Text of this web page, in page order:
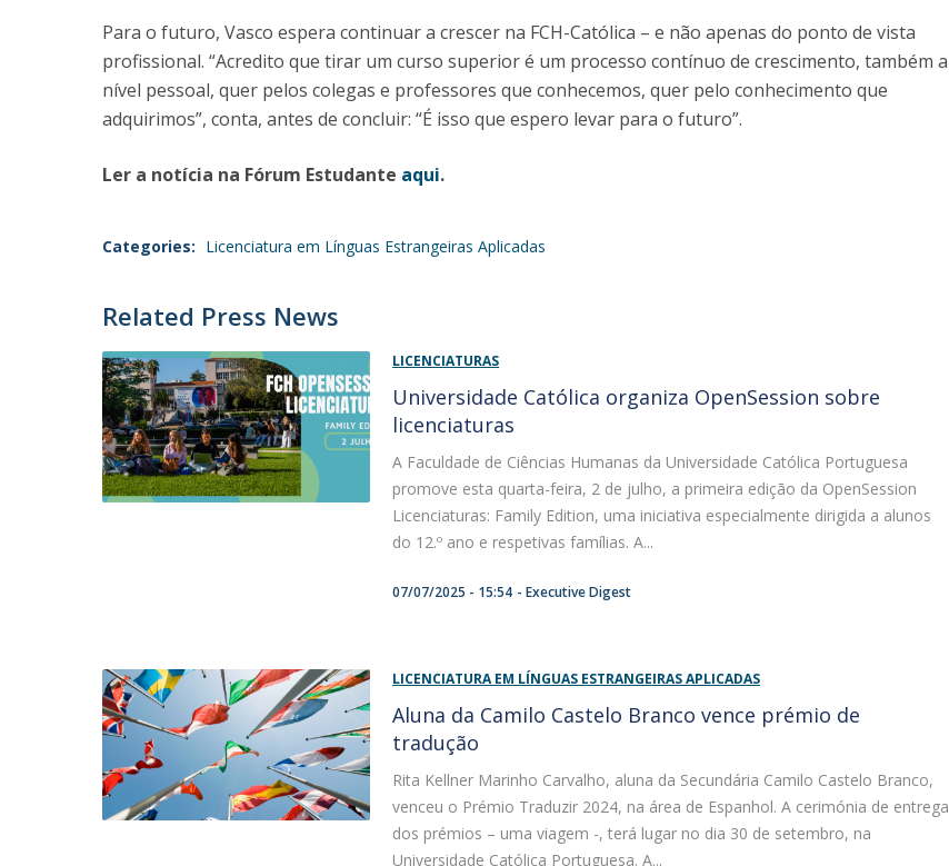
Para o futuro, Vasco espera continuar a crescer na FCH-Católica – e não apenas do ponto de vista
profissional. “Acredito que tirar um curso superior é um processo contínuo de crescimento, também a
nível pessoal, quer pelos colegas e professores que conhecemos, quer pelo conhecimento que
adquirimos”, conta, antes de concluir: “É isso que espero levar para o futuro”.
Ler a notícia na Fórum Estudante aqui.
Categories: Licenciatura em Línguas Estrangeiras Aplicadas
Related Press News
LICENCIATURAS
Universidade Católica organiza OpenSession sobre
licenciaturas
A Faculdade de Ciências Humanas da Universidade Católica Portuguesa
promove esta quarta-feira, 2 de julho, a primeira edição da OpenSession
Licenciaturas: Family Edition, uma iniciativa especialmente dirigida a alunos
do 12.º ano e respetivas famílias. A...
07/07/2025 - 15:54 Executive Digest
LICENCIATURA EM LÍNGUAS ESTRANGEIRAS APLICADAS
Aluna da Camilo Castelo Branco vence prémio de
tradução
Rita Kellner Marinho Carvalho, aluna da Secundária Camilo Castelo Branco,
venceu o Prémio Traduzir 2024, na área de Espanhol. A cerimónia de entrega
dos prémios – uma viagem -, terá lugar no dia 30 de setembro, na
Universidade Católica Portuguesa. A...